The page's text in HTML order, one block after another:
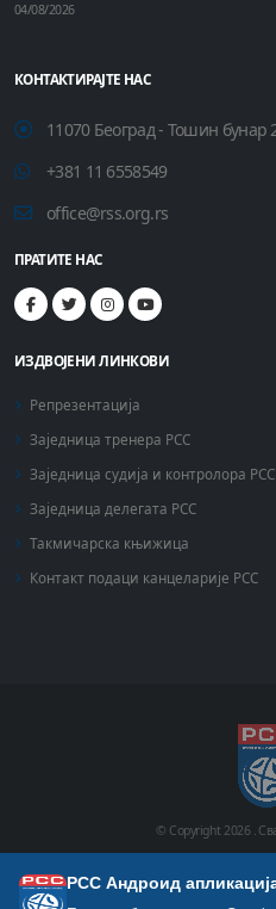
04/08/2026
КОНТАКТИРАЈТЕ НАС
11070 Београд - Тошин бунар
+381 11 6558549
office@rss.org.rs
ПРАТИТЕ НАС
ИЗДВОЈЕНИ ЛИНКОВИ
Репрезентација
Заједница тренера РСС
Заједница судија и контролора РСС
Заједница делегата РСС
Такмичарска књижица
Контакт подаци канцеларије РСС
© Copyright2026 .
Почетна Историја
РСС Андроид